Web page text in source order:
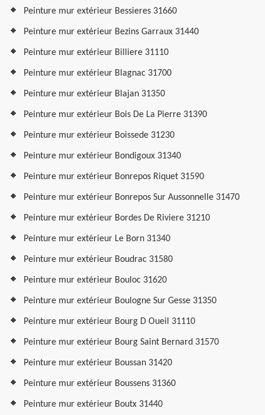
Peinture mur extérieur Bessieres 31660
Peinture mur extérieur Bezins Garraux 31440
Peinture mur extérieur Billiere 31110
Peinture mur extérieur Blagnac 31700
Peinture mur extérieur Blajan 31350
Peinture mur extérieur Bois De La Pierre 31390
Peinture mur extérieur Boissede 31230
Peinture mur extérieur Bondigoux 31340
Peinture mur extérieur Bonrepos Riquet 31590
Peinture mur extérieur Bonrepos Sur Aussonnelle 31470
Peinture mur extérieur Bordes De Riviere 31210
Peinture mur extérieur Le Born 31340
Peinture mur extérieur Boudrac 31580
Peinture mur extérieur Bouloc 31620
Peinture mur extérieur Boulogne Sur Gesse 31350
Peinture mur extérieur Bourg D Oueil 31110
Peinture mur extérieur Bourg Saint Bernard 31570
Peinture mur extérieur Boussan 31420
Peinture mur extérieur Boussens 31360
Peinture mur extérieur Boutx 31440